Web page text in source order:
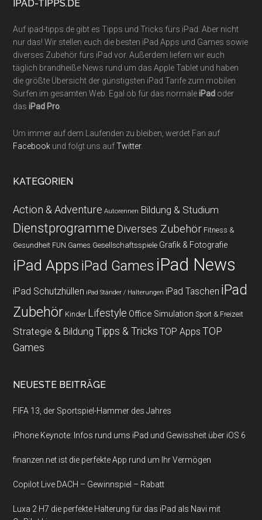
IPAD-TIPPS.DE
Auf ipad-tipps.de gibt es Tipps und Tricks fürs iPad. Aber nicht
nur das! Wir stellen euch die besten iPad Apps und Games sowie
diverses Zubehör fürs iPad vor. Außerdem liefern wir euch
täglich brandheiße News rund um das Apple Tablet und haben
die größte Übersicht der günstigsten iPad Tarife zum mobilen
Surfen im gesamten Web. Egal ob für das normaleiPad oder
dasiPad Pro
Um immer auf dem Laufenden zu bleiben, werdet Fan auf
Facebook und folgt uns aufTwitter.
KATEGORIEN
Action & Adventure Autorennen Bildung & Studium
Dienstprogramme Diverses Zubehör Fitness &
Gesundheit FUN Games Gesellschaftsspiele Grafik & Fotografie
iPad Apps iPad Games iPad News
iPad Schutzhüllen iPad Ständer / Halterungen iPad Taschen iPad
Zubehör Kinder Lifestyle Office Simulation Sport & Freizeit
Strategie & Bildung Tipps & Tricks TOP Apps TOP
Games
NEUESTE BEITRÄGE
FIFA 13, der Sportspiel-Hammer des Jahres
iPhone Keynote: Infos rund ums iPad und Gewissheit über iOS 6
finanzen.net ist die perfekte App rund um Ihr Vermögen
Copilot Live DACH – Gewinnspiel – Rabatt
Luxa 2 H7 die perfekte Halterung für das iPad als Navi mit